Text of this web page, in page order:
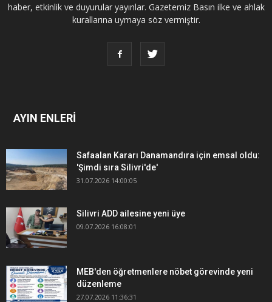
haber, etkinlik ve duyurular yayınlar. Gazetemiz Basın ilke ve ahlak
kurallarına uymaya söz vermiştir.
AYIN ENLERİ
Safaalan Kararı Danamandıra için emsal oldu:
'Şimdi sıra Silivri'de'
31.07.2026 14:00:05
Silivri ADD ailesine yeni üye
09.07.2026 16:08:01
MEB'den öğretmenlere nöbet görevinde yeni
düzenleme
27.07.2026 11:36:31